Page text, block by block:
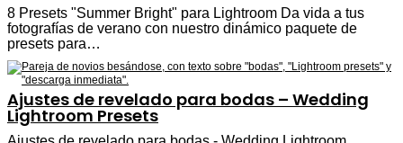
8 Presets "Summer Bright" para Lightroom Da vida a tus
fotografías de verano con nuestro dinámico paquete de
presets para…
Ajustes de revelado para bodas – Wedding
Lightroom Presets